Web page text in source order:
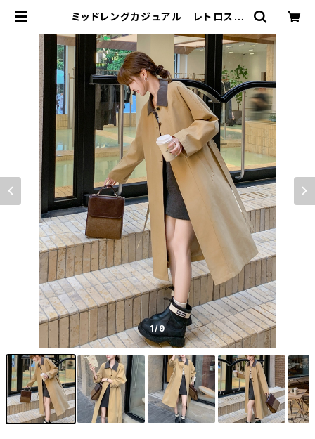
ミッドレングカジュアル レトロスリ
勢揃い！全品送料無料です♪
1/9